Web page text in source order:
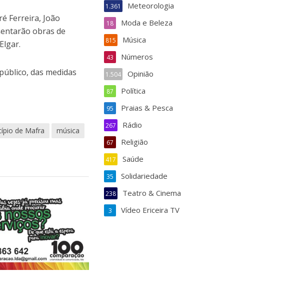
Ferreira, João
obras de
das medidas
de Mafra
música
Meteorologia
1.361
Moda e Beleza
18
Música
815
Números
43
Opinião
1.504
Política
87
Praias & Pesca
95
Rádio
267
Religião
67
Saúde
417
Solidariedade
35
Teatro & Cinema
238
Vídeo Ericeira TV
3